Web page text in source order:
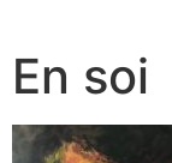
En soi